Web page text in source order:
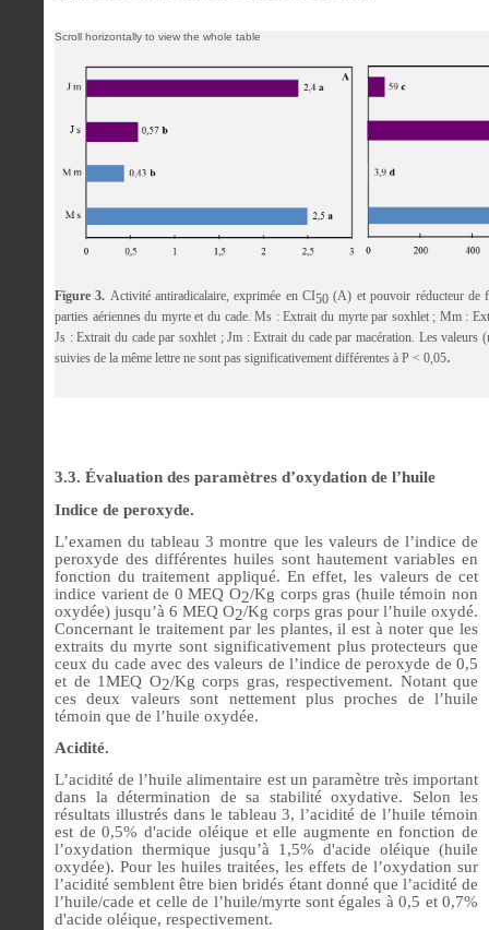
Figure 3. Activité antiradicalaire, exprimée en CI50 (A) et pouvoir réducteur de
parties aériennes du myrte et du cade. Ms : Extrait du myrte par soxhlet ; Mm :
Js : Extrait du cade par soxhlet ; Jm : Extrait du cade par macération. Les valeurs
suivies de la même lettre ne sont pas significativement différentes à P < 0,05.
3.3. Évaluation des paramètres d’oxydation de l’huile
Indice de peroxyde.
L’examen du tableau 3 montre que les valeurs de l’indice de
peroxyde des différentes huiles sont hautement variables en
fonction du traitement appliqué. En effet, les valeurs de cet
indice varient de 0 MEQ O2/Kg corps gras (huile témoin non
oxydée) jusqu’à 6 MEQ O2/Kg corps gras pour l’huile oxydé.
Concernant le traitement par les plantes, il est à noter que les
extraits du myrte sont significativement plus protecteurs que
ceux du cade avec des valeurs de l’indice de peroxyde de 0,5
et de 1MEQ O2/Kg corps gras, respectivement. Notant que
ces deux valeurs sont nettement plus proches de l’huile
témoin que de l’huile oxydée.
Acidité.
L’acidité de l’huile alimentaire est un paramètre très important
dans la détermination de sa stabilité oxydative. Selon les
résultats illustrés dans le tableau 3, l’acidité de l’huile témoin
est de 0,5% d'acide oléique et elle augmente en fonction de
l’oxydation thermique jusqu’à 1,5% d'acide oléique (huile
oxydée). Pour les huiles traitées, les effets de l’oxydation sur
l’acidité semblent être bien bridés étant donné que l’acidité de
l’huile/cade et celle de l’huile/myrte sont égales à 0,5 et 0,7%
d'acide oléique, respectivement.